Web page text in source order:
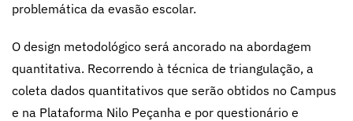
problemática da evasão escolar.
O design metodológico será ancorado na abordagem
quantitativa. Recorrendo à técnica de triangulação, a
coleta dados quantitativos que serão obtidos no Campus
e na Plataforma Nilo Peçanha e por questionário e